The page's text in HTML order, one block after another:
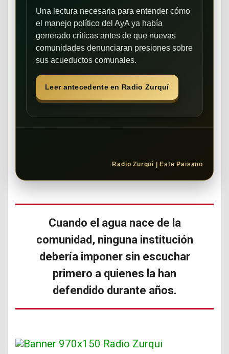
Una lectura necesaria para entender cómo
el manejo político del AyA ya había
generado críticas antes de que nuevas
comunidades denunciaran presiones sobre
sus acueductos comunales.
Leer antecedente en Radio Zurquí
Radio Zurquí | Este Paisano
Cuando el agua nace de la
comunidad, ninguna institución
debería imponer sin escuchar
primero a quienes la han
defendido durante años.